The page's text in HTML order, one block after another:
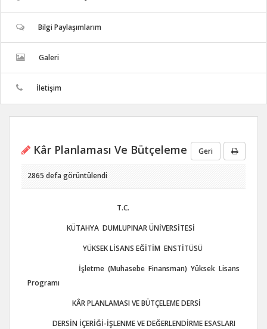
Bilgi Paylaşımlarım
Galeri
İletişim
Kâr Planlaması Ve Bütçeleme Geri
2865 defa görüntülendi
T.C.
KÜTAHYA DUMLUPINAR ÜNİVERSİTESİ
YÜKSEK LİSANS EĞİTİM ENSTİTÜSÜ
İşletme (Muhasebe Finansman) Yüksek Lisans
Programı
KÂR PLANLAMASI VE BÜTÇELEME DERSİ
DERSİN İÇERİĞİ-İŞLENME VE DEĞERLENDİRME ESASLARI